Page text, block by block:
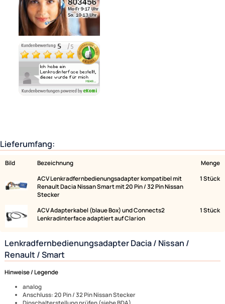
Bild Bezeichnung
ACV Lenkradfernbedienungsadapter kompatibel mit
Stecker
Ähnliche Produkte anzeigen